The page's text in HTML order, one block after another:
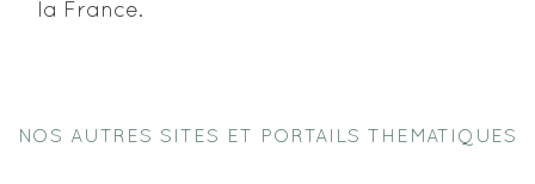
la France.
NOS AUTRES SITES ET PORTAILS THEMATIQUES